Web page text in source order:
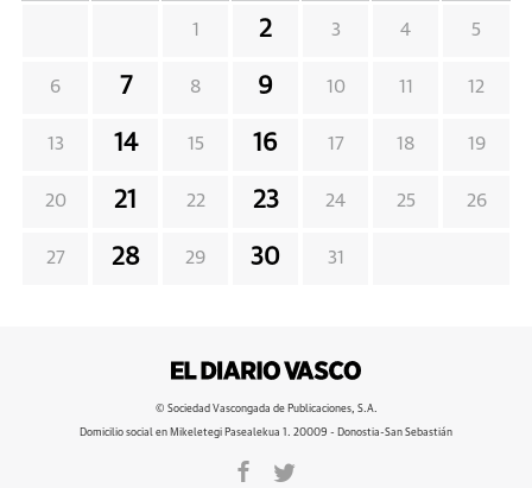
1 2 3 4 5
6 7 8 9 10 11 12
13 14 15 16 17 18 19
20 21 22 23 24 25 26
27 28 29 30 31
© Sociedad Vascongada de Publicaciones, S.A.
Domicilio social en Mikeletegi Pasealekua 1. 20009 - Donostia-San Sebastián